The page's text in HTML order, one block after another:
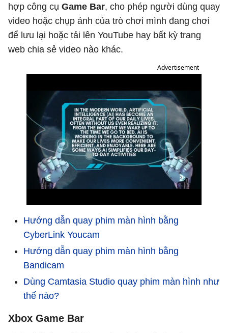
hợp công cụ Game Bar, cho phép người dùng quay
video hoặc chụp ảnh của trò chơi mình đang chơi
để lưu lại hoặc tải lên YouTube hay bất kỳ trang
web chia sẻ video nào khác.
Advertisement
Hướng dẫn quay phim màn hình bằng
CyberLink Youcam
Hướng dẫn quay phim màn hình bằng
Bandicam
Dùng Camtasia Studio quay phim màn hình như
thế nào?
Xbox Game Bar